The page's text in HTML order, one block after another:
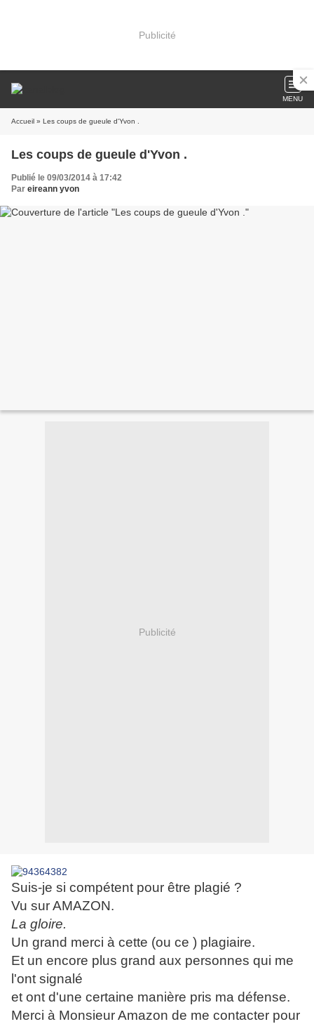
Publicité
MENU
Accueil » Les coups de gueule d'Yvon .
Les coups de gueule d'Yvon .
Publié le 09/03/2014 à 17:42
Par eireann yvon
Publicité
Suis-je si compétent pour être plagié ?
Vu sur AMAZON.
La gloire.
Un grand merci à cette (ou ce ) plagiaire.
Et un encore plus grand aux personnes qui me
l'ont signalé
et ont d'une certaine manière pris ma défense.
Merci à Monsieur Amazon de me contacter pour